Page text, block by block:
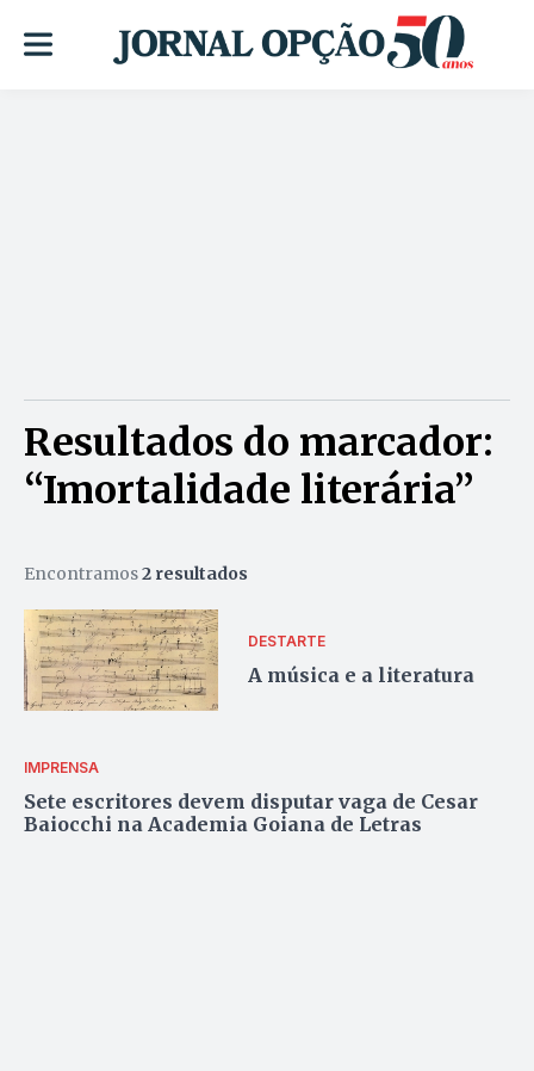
Resultados do marcador:
“Imortalidade literária”
Encontramos2 resultados
DESTARTE
A música e a literatura
IMPRENSA
Sete escritores devem disputar vaga de Cesar
Baiocchi na Academia Goiana de Letras